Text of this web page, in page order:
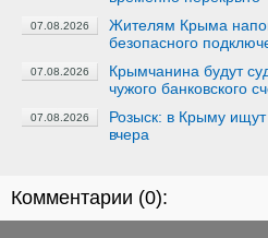
07.08.2026
Жителям Крыма
безопасного
07.08.2026
Крымчанина будут
чужого банковского
07.08.2026
Розыск: в Крыму
вчера
Комментарии (0):